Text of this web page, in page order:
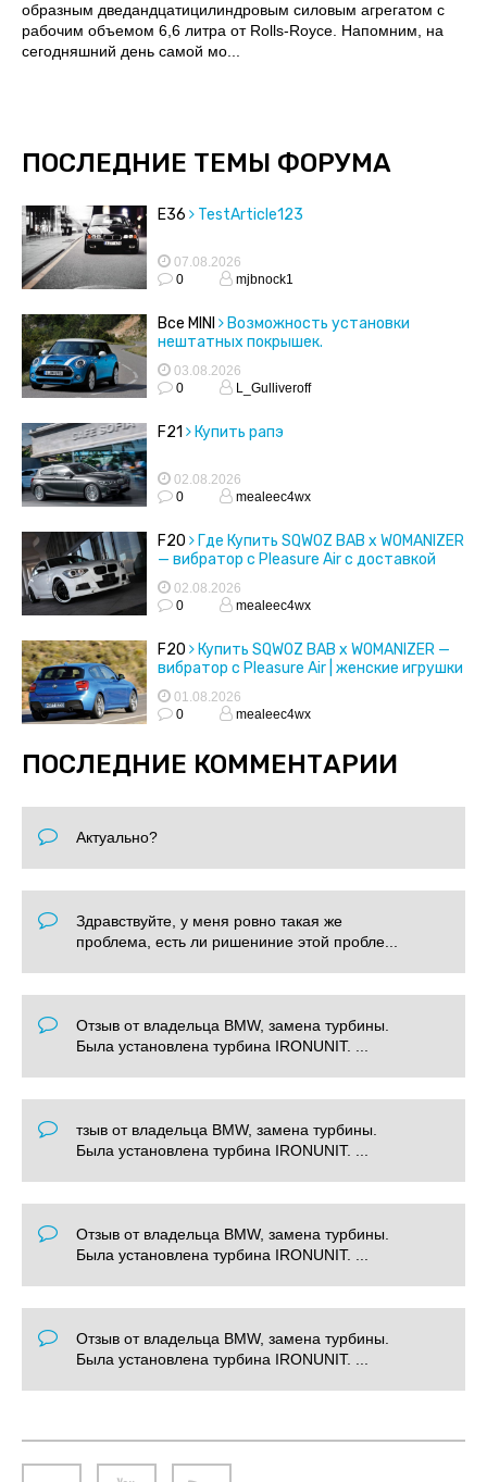
образным дведандцатицилиндровым силовым агрегатом с
рабочим объемом 6,6 литра от Rolls-Royce. Напомним, на
сегодняшний день самой мо...
ПОСЛЕДНИЕ ТЕМЫ ФОРУМА
E36 TestArticle123
07.08.2026
0
mjbnock1
Все MINI
Возможность установки
нештатных покрышек.
03.08.2026
0
L_Gulliveroff
F21 Купить рапэ
02.08.2026
0
mealeec4wx
F20
Где Купить SQWOZ BAB x WOMANIZER
— вибратор с Pleasure Air с доставкой
02.08.2026
0
mealeec4wx
F20
Купить SQWOZ BAB x WOMANIZER —
вибратор с Pleasure Air | женские игрушки
01.08.2026
0
mealeec4wx
ПОСЛЕДНИЕ КОММЕНТАРИИ
Актуально?
Здравствуйте, у меня ровно такая же
проблема, есть ли ришениние этой пробле...
Отзыв от владельца BMW, замена турбины.
Была установлена турбина IRONUNIT. ...
тзыв от владельца BMW, замена турбины.
Была установлена турбина IRONUNIT. ...
Отзыв от владельца BMW, замена турбины.
Была установлена турбина IRONUNIT. ...
Отзыв от владельца BMW, замена турбины.
Была установлена турбина IRONUNIT. ...